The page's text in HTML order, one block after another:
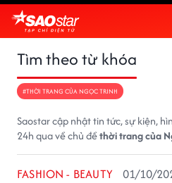
Tìm theo từ khóa
#THỜI TRANG CỦA NGỌC TRINH
Saostar cập nhật tin tức, sự kiện,
24h qua về chủ đềthời trang của
FASHION - BEAUTY 01/10/